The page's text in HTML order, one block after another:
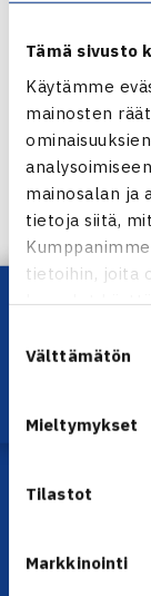
Tämä sivusto
Käytämme
mainosten
mainosalan ja
tietoja siitä,
tietoihin, joita
kun olet
valinta
Välttämätön
Mieltymykset
Tilastot
Markkinointi
Jaa:
← Edellinen
Lataa OmaTennis!
Olympiastadion,